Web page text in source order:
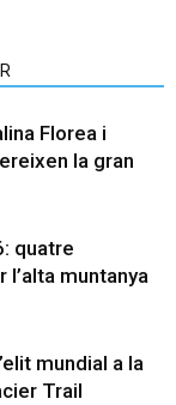
Florea i
la gran
quatre
muntanya
mundial a la
Trail